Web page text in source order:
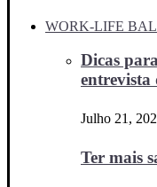
WORK-LIFE
Dicas
entrevista
Julho 21,
Ter mais